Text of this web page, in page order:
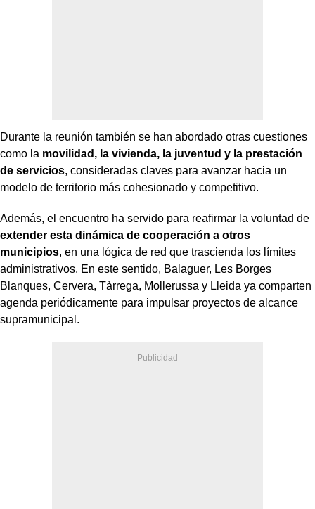
Durante la reunión también se han abordado otras cuestiones
como la movilidad, la vivienda, la juventud y la prestación
de servicios, consideradas claves para avanzar hacia un
modelo de territorio más cohesionado y competitivo.
Además, el encuentro ha servido para reafirmar la voluntad de
extender esta dinámica de cooperación a otros
municipios, en una lógica de red que trascienda los límites
administrativos. En este sentido, Balaguer, Les Borges
Blanques, Cervera, Tàrrega, Mollerussa y Lleida ya comparten
agenda periódicamente para impulsar proyectos de alcance
supramunicipal.